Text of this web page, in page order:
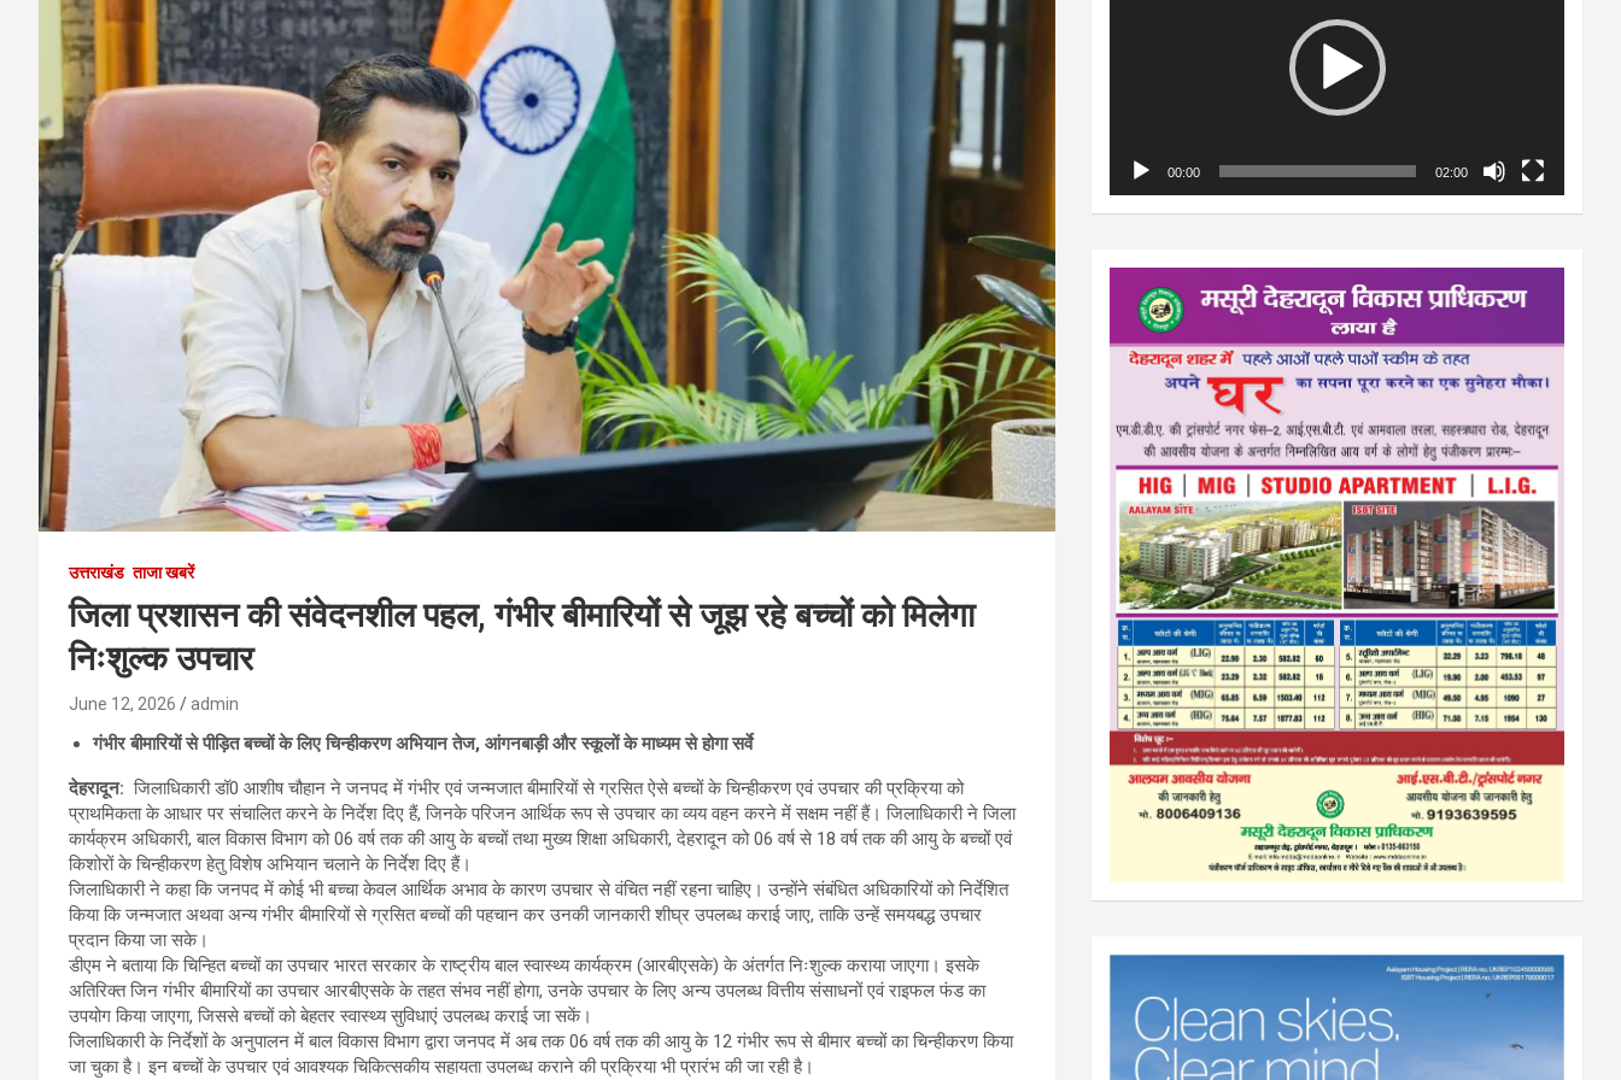
उत्तराखंड ताजा खबरें
जिला प्रशासन की संवेदनशील पहल, गंभीर बीमारियों से जूझ रहे बच्चों को मिलेगा
निःशुल्क उपचार
June 12, 2026 admin
गंभीर बीमारियों से पीड़ित बच्चों के लिए चिन्हीकरण अभियान तेज, आंगनबाड़ी और स्कूलों के माध्यम से होगा सर्वे
देहरादून: जिलाधिकारी डॉ0 आशीष चौहान ने जनपद में गंभीर एवं जन्मजात बीमारियों से ग्रसित ऐसे बच्चों के चिन्हीकरण एवं उपचार की प्रक्रिया को
प्राथमिकता के आधार पर संचालित करने के निर्देश दिए हैं, जिनके परिजन आर्थिक रूप से उपचार का व्यय वहन करने में सक्षम नहीं हैं। जिलाधिकारी ने जिला
कार्यक्रम अधिकारी, बाल विकास विभाग को 06 वर्ष तक की आयु के बच्चों तथा मुख्य शिक्षा अधिकारी, देहरादून को 06 वर्ष से 18 वर्ष तक की आयु के बच्चों एवं
किशोरों के चिन्हीकरण हेतु विशेष अभियान चलाने के निर्देश दिए हैं।
जिलाधिकारी ने कहा कि जनपद में कोई भी बच्चा केवल आर्थिक अभाव के कारण उपचार से वंचित नहीं रहना चाहिए। उन्होंने संबंधित अधिकारियों को निर्देशित
किया कि जन्मजात अथवा अन्य गंभीर बीमारियों से ग्रसित बच्चों की पहचान कर उनकी जानकारी शीघ्र उपलब्ध कराई जाए, ताकि उन्हें समयबद्ध उपचार
प्रदान किया जा सके।
डीएम ने बताया कि चिन्हित बच्चों का उपचार भारत सरकार के राष्ट्रीय बाल स्वास्थ्य कार्यक्रम (आरबीएसके) के अंतर्गत निःशुल्क कराया जाएगा। इसके
अतिरिक्त जिन गंभीर बीमारियों का उपचार आरबीएसके के तहत संभव नहीं होगा, उनके उपचार के लिए अन्य उपलब्ध वित्तीय संसाधनों एवं राइफल फंड का
उपयोग किया जाएगा, जिससे बच्चों को बेहतर स्वास्थ्य सुविधाएं उपलब्ध कराई जा सकें।
जिलाधिकारी के निर्देशों के अनुपालन में बाल विकास विभाग द्वारा जनपद में अब तक 06 वर्ष तक की आयु के 12 गंभीर रूप से बीमार बच्चों का चिन्हीकरण किया
जा चुका है। इन बच्चों के उपचार एवं आवश्यक चिकित्सकीय सहायता उपलब्ध कराने की प्रक्रिया भी प्रारंभ की जा रही है।
00:00 02:00